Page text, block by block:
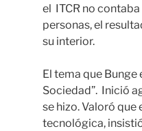
el ITCR no
personas, el
su interior.
El tema que
Sociedad”. Inició
se hizo. Valoró que
tecnológica,